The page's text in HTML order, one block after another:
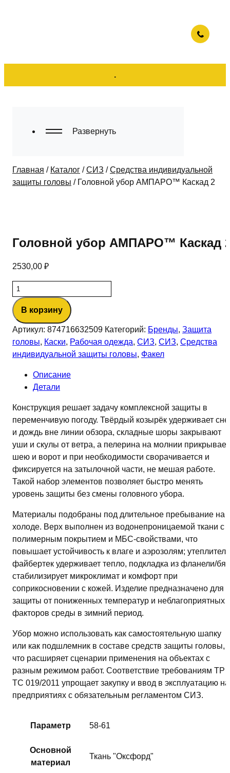
.
Главная / Каталог /СИЗ /Средства индивидуальной
защиты головы / Головной убор АМПАРО™ Каскад 2
Головной убор АМПАРО™ Каскад
2530,00 ₽
Количество
товара
Головной
убор
АМПАРО™
Каскад
2
В корзину
Артикул: 874716632509 Категорий: Бренды, Защита
головы, Каски, Рабочая одежда, СИЗ, СИЗ, Средства
индивидуальной защиты головы, Факел
Описание
Детали
Конструкция решает задачу комплексной защиты в
переменчивую погоду. Твёрдый козырёк удерживает
и дождь вне линии обзора, складные шоры закрывают
уши и скулы от ветра, а пелерина на молнии прикрывает
шею и ворот и при необходимости сворачивается и
фиксируется на затылочной части, не мешая работе.
Такой набор элементов позволяет быстро менять
уровень защиты без смены головного убора.
Материалы подобраны под длительное пребывание на
холоде. Верх выполнен из водонепроницаемой ткани с
полимерным покрытием и МБС‑свойствами, что
повышает устойчивость к влаге и аэрозолям; утеплитель
файбертек удерживает тепло, подкладка из фланели/
стабилизирует микроклимат и комфорт при
соприкосновении с кожей. Изделие предназначено для
защиты от пониженных температур и неблагоприятных
факторов среды в зимний период.
Убор можно использовать как самостоятельную шапку
или как подшлемник в составе средств защиты головы,
что расширяет сценарии применения на объектах с
разным режимом работ. Соответствие требованиям ТР
ТС 019/2011 упрощает закупку и ввод в эксплуатацию на
предприятиях с обязательным регламентом СИЗ.
Параметр 58-61
Основной
материал
Ткань "Оксфорд"
Развернуть